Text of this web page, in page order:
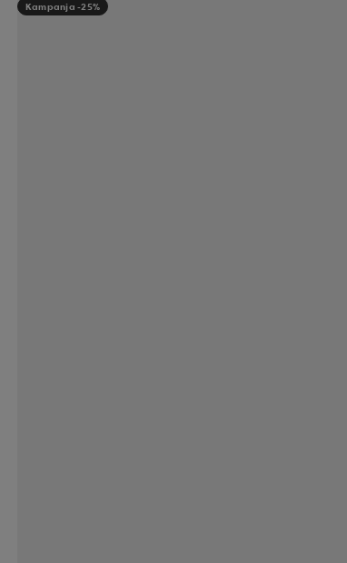
Kampanja -25%